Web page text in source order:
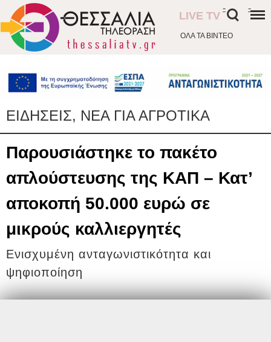
ΟΛΑ ΤΑ ΒΙΝΤΕΟ
LIVE TV
- -
ΕΙΔΗΣΕΙΣ, ΝΕΑ ΓΙΑ ΑΓΡΟΤΙΚΑ
Παρουσιάστηκε το πακέτο
απλούστευσης της ΚΑΠ – Κατ’
αποκοπή 50.000 ευρώ σε
μικρούς καλλιεργητές
Ενισχυμένη ανταγωνιστικότητα και
ψηφιοποίηση